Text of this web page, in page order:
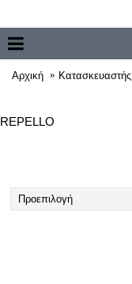
Αρχική Κατασκευαστής
REPELLO